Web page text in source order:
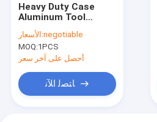
Heavy Duty Case
Aluminum Tool
Cases / Boxes 9mm ,
10mm Plywood Case
الأسعار:negotiable
MOQ:1PCS
أحصل على آخر سعر
ﺎﺘﺼﻟ ﺍﻶﻧ